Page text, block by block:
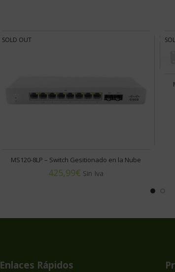
SOLD OUT
MS120-8LP – Switch Gesitionado en la Nube
€
Enlaces Rápidos